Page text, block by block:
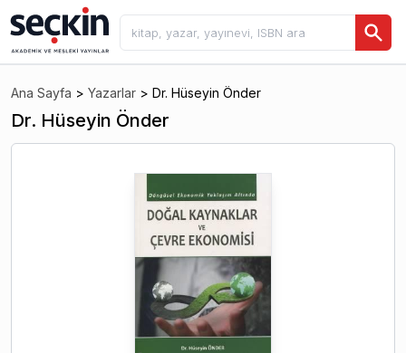
Ana Sayfa > Yazarlar > Dr. Hüseyin Önder
Dr. Hüseyin Önder